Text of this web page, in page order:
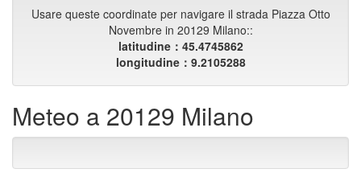
Usare queste coordinate per navigare il strada Piazza Otto
Novembre in 20129 Milano::
latitudine：45.4745862
longitudine：9.2105288
Meteo a 20129 Milano